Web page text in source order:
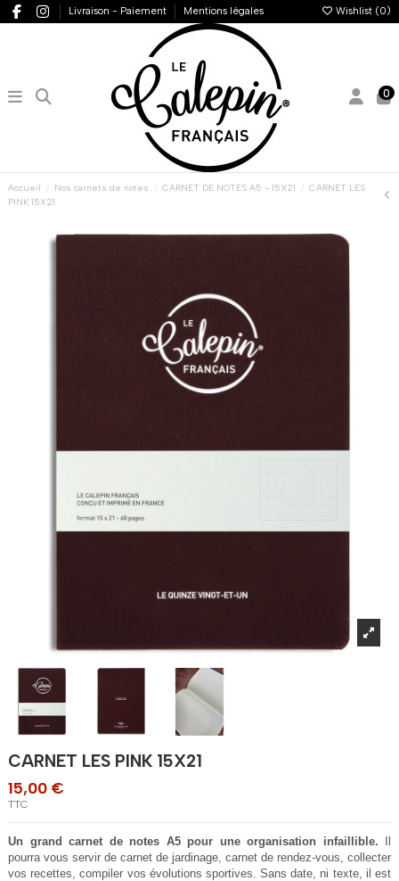
Livraison - Paiement Mentions légales Wishlist (0)
0
Accueil Nos carnets de notes CARNET DE NOTES A5 - 15X21
CARNET LES
PINK 15X21
CARNET LES PINK 15X21
15,00 €
TTC
Un grand carnet de notes A5 pour une organisation infaillible.
pourra vous servir de carnet de jardinage, carnet de rendez-vous, collecter
vos recettes, compiler vos évolutions sportives. Sans date, ni texte, il est